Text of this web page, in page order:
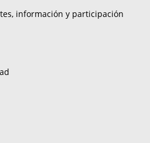
información y participación